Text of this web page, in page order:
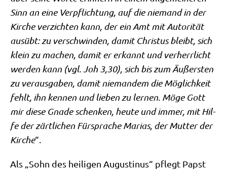
Sinn an eine Ver­pflich­tung, auf die nie­mand in der
Kir­che ver­zich­ten kann, der ein Amt mit Auto­ri­tät
aus­übt: zu ver­schwin­den, damit Chri­stus bleibt, sich
klein zu machen, damit er erkannt und ver­herr­licht
wer­den kann (vgl. Joh 3,30), sich bis zum Äußer­sten
zu ver­aus­ga­ben, damit nie­man­dem die Mög­lich­keit
fehlt, ihn ken­nen und lie­ben zu ler­nen. Möge Gott
mir die­se Gna­de schen­ken, heu­te und immer, mit Hil­
fe der zärt­li­chen Für­spra­che Mari­as, der Mut­ter der
Kir­che“.
Als „Sohn des hei­li­gen Augu­sti­nus“ pflegt Papst